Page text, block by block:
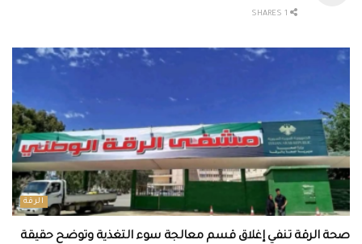
الرقة
صحة الرقة تنفي إغلاق قسم معالجة سوء التغذية وتوضح حقيقة